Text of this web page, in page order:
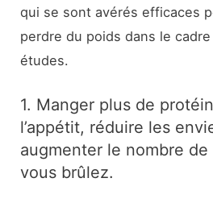
qui se sont avérés efficaces
perdre du poids dans le
études.
1. Manger plus de
l’appétit, réduire les
augmenter le nombre
vous brûlez.